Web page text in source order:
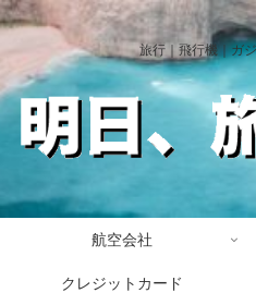
旅行｜飛行機｜ガ
航空会社
クレジットカード